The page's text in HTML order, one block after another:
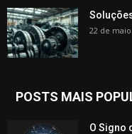
22 de
POSTS MAIS
O Signo